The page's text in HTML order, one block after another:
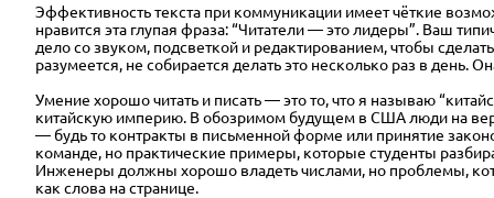
Эффективность текста при коммуникации имеет чёткие
нравится эта глупая фраза: “Читатели — это лидеры”. Ваш
дело со звуком, подсветкой и редактированием, чтобы
разумеется, не собирается делать это несколько раз в день.
Умение хорошо читать и писать — это то, что я называю
китайскую империю. В обозримом будущем в США люди на
— будь то контракты в письменной форме или принятие
команде, но практические примеры, которые студенты
Инженеры должны хорошо владеть числами, но проблемы,
как слова на странице.